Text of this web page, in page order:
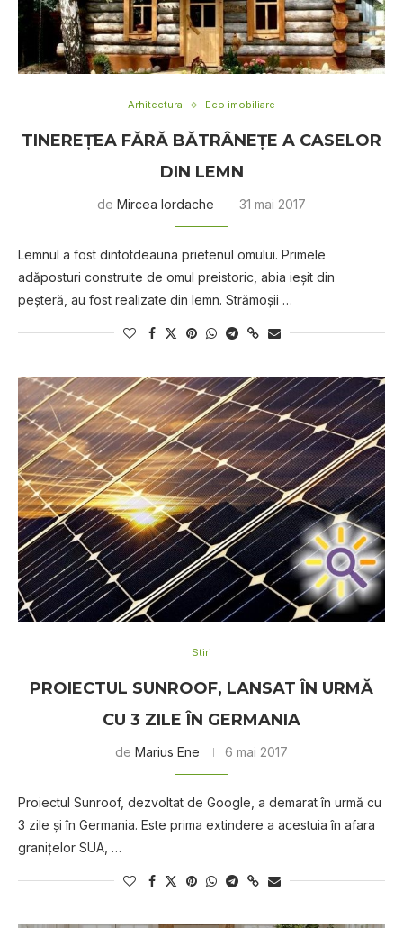
Arhitectura Eco imobiliare
TINEREŢEA FĂRĂ BĂTRÂNEŢE A CASELOR
DIN LEMN
de Mircea Iordache 31 mai 2017
Lemnul a fost dintotdeauna prietenul omului. Primele
adăposturi construite de omul preistoric, abia ieşit din
peşteră, au fost realizate din lemn. Strămoşii …
Stiri
PROIECTUL SUNROOF, LANSAT ÎN URMĂ
CU 3 ZILE ÎN GERMANIA
de Marius Ene 6 mai 2017
Proiectul Sunroof, dezvoltat de Google, a demarat în urmă cu
3 zile şi în Germania. Este prima extindere a acestuia în afara
graniţelor SUA, …